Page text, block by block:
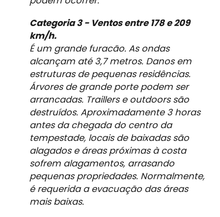
Categoria 3 - Ventos entre 178 e 209
km/h.
É um grande furacão. As ondas
alcançam até 3,7 metros. Danos em
estruturas de pequenas residências.
Árvores de grande porte podem ser
arrancadas. Traillers e outdoors são
destruídos. Aproximadamente 3 horas
antes da chegada do centro da
tempestade, locais de baixadas são
alagados e áreas próximas à costa
sofrem alagamentos, arrasando
pequenas propriedades. Normalmente,
é requerida a evacuação das áreas
mais baixas.